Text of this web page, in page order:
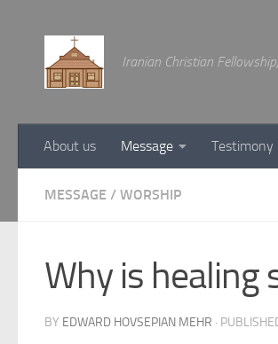
Iranian Christian
About us Message Testimony
MESSAGE / WORSHIP
Why is healing
BY EDWARD HOVSEPIAN MEHR ·